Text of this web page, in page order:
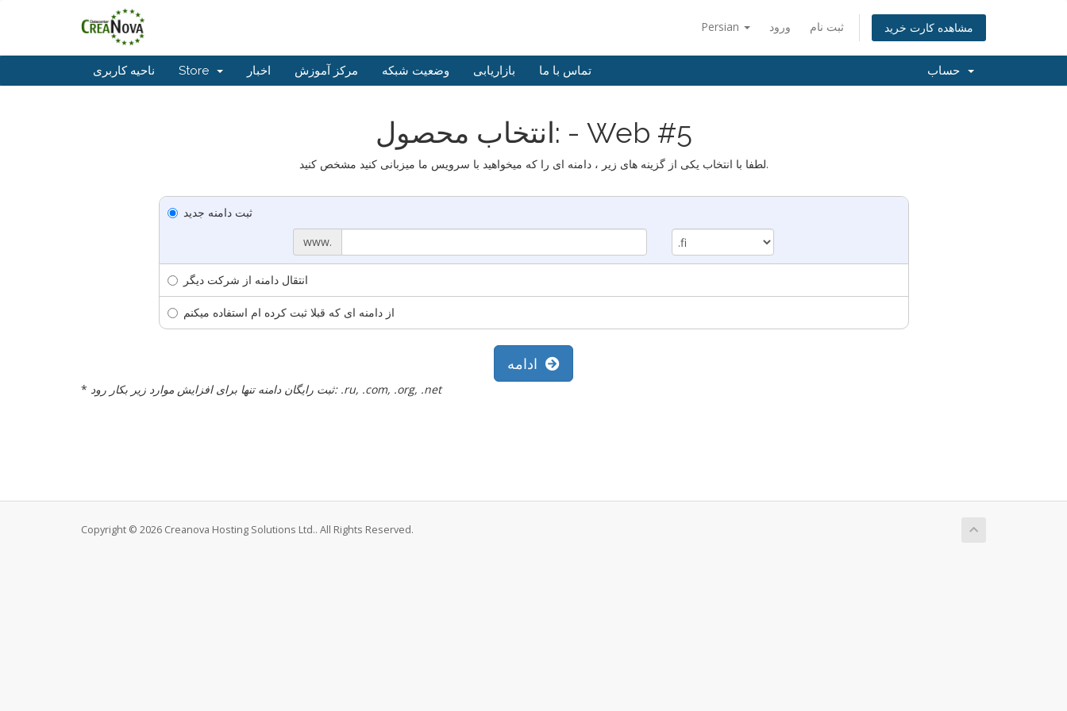
Persian ورود ثبت نام مشاهده کارت خرید
ناحیه کاربری Store اخبار مرکز آموزش وضعیت شبکه بازاریابی تماس با ما
انتخاب محصول: - Web #5
لطفا با انتخاب یکی از گزینه های زیر ، دامنه ای را که میخواهید با سرویس ما میزبانی کنید مشخص کنید.
ثبت دامنه جدید
www.
انتقال دامنه از شرکت دیگر
از دامنه ای که قبلا ثبت کرده ام استفاده میکنم
* ثبت رایگان دامنه تنها برای افزایش موارد زیر بکار رود: .ru, .com, .org, .net
Copyright © 2026 Creanova Hosting Solutions Ltd.. All Rights Reserved.